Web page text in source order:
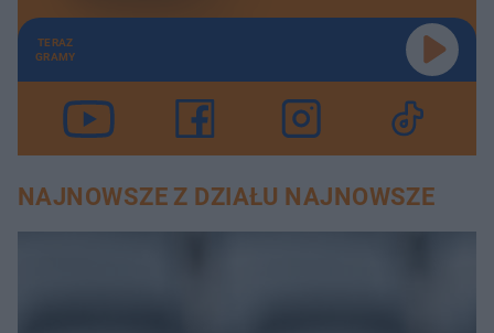
TERAZ
GRAMY
NAJNOWSZE Z DZIAŁU NAJNOWSZE